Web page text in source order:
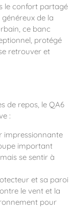
de
enfants
le confort partagé
de la
ce banc
protégé
retrouver et
de repos, le QA6
:
impressionnante
important
se sentir à
et sa paroi
le vent et la
pour